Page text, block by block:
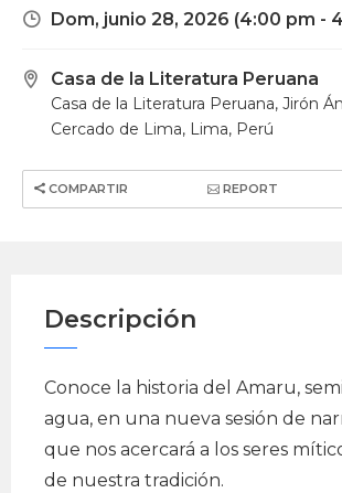
Dom, junio 28, 2026 (4:00 pm -
Casa de la Literatura Peruana
Casa de la Literatura Peruana, Jirón
Cercado de Lima, Lima, Perú
COMPARTIR REPORT
Descripción
Conoce la historia del Amaru,
agua, en una nueva sesión de
que nos acercará a los seres
de nuestra tradición.